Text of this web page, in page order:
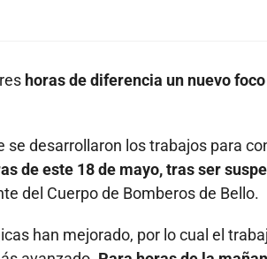
horas de diferencia un nuevo
se desarrollaron los trabajos para
de este 18 de mayo, tras ser
del Cuerpo de Bomberos de Bello.
han mejorado, por lo cual el